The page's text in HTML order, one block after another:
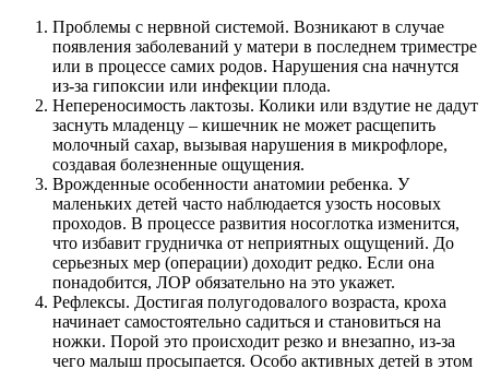
Проблемы с нервной системой. Возникают в случае
появления заболеваний у матери в последнем триместре
или в процессе самих родов. Нарушения сна начнутся
из-за гипоксии или инфекции плода.
Непереносимость лактозы. Колики или вздутие не дадут
заснуть младенцу – кишечник не может расщепить
молочный сахар, вызывая нарушения в микрофлоре,
создавая болезненные ощущения.
Врожденные особенности анатомии ребенка. У
маленьких детей часто наблюдается узость носовых
проходов. В процессе развития носоглотка изменится,
что избавит грудничка от неприятных ощущений. До
серьезных мер (операции) доходит редко. Если она
понадобится, ЛОР обязательно на это укажет.
Рефлексы. Достигая полугодовалого возраста, кроха
начинает самостоятельно садиться и становиться на
ножки. Порой это происходит резко и внезапно, из-за
чего малыш просыпается. Особо активных детей в этом